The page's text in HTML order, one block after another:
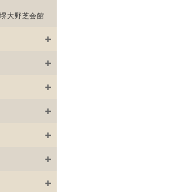
大野芝会館